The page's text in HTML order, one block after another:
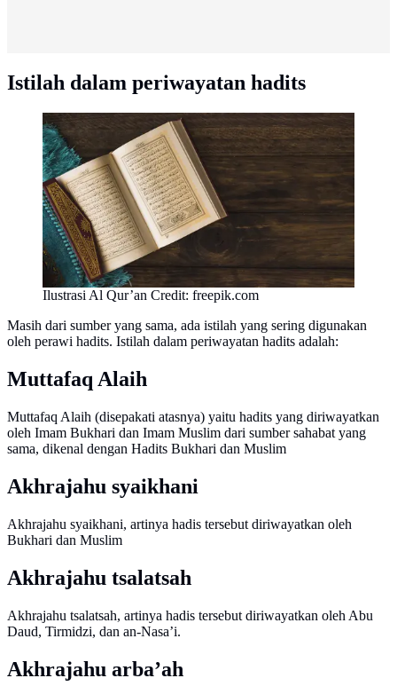
Istilah dalam periwayatan hadits
Ilustrasi Al Qur’an Credit: freepik.com
Masih dari sumber yang sama, ada istilah yang sering digunakan
oleh perawi hadits. Istilah dalam periwayatan hadits adalah:
Muttafaq Alaih
Muttafaq Alaih (disepakati atasnya) yaitu hadits yang diriwayatkan
oleh Imam Bukhari dan Imam Muslim dari sumber sahabat yang
sama, dikenal dengan Hadits Bukhari dan Muslim
Akhrajahu syaikhani
Akhrajahu syaikhani, artinya hadis tersebut diriwayatkan oleh
Bukhari dan Muslim
Akhrajahu tsalatsah
Akhrajahu tsalatsah, artinya hadis tersebut diriwayatkan oleh Abu
Daud, Tirmidzi, dan an-Nasa’i.
Akhrajahu arba’ah